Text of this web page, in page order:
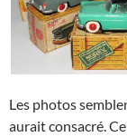
Les photos
aurait consacré.